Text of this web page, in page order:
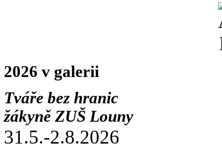
2026 v galerii
Tváře bez hranic
žákyně ZUŠ Louny
31.5.-2.8.2026